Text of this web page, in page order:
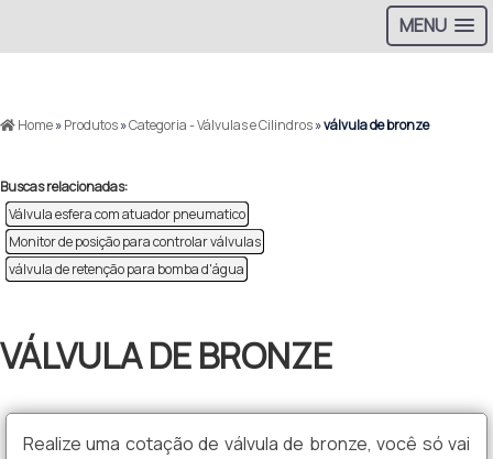
MENU
Home»Produtos»Categoria - Válvulas e Cilindros»válvula de bronze
Buscas relacionadas:
Válvula esfera com atuador pneumatico
Monitor de posição para controlar válvulas
válvula de retenção para bomba d'água​
VÁLVULA DE BRONZE
Realize uma cotação de válvula de bronze, você só vai